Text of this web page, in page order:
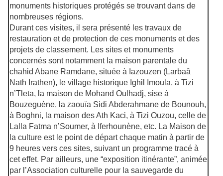
monuments historiques protégés se trouvant dans de
nombreuses régions.
Durant ces visites, il sera présenté les travaux de
restauration et de protection de ces monuments et des
projets de classement. Les sites et monuments
concernés sont notamment la maison parentale du
chahid Abane Ramdane, située à Iazouzen (Larbaâ
Nath Irathen), le village historique Ighil Imoula, à Tizi
n’Tleta, la maison de Mohand Oulhadj, sise à
Bouzeguène, la zaouïa Sidi Abderahmane de Bounouh,
à Boghni, la maison des Ath Kaci, à Tizi Ouzou, celle de
Lalla Fatma n’Soumer, à Iferhounène, etc. La Maison de
la culture est le point de départ chaque matin à partir de
9 heures vers ces sites, suivant un programme tracé à
cet effet. Par ailleurs, une “exposition itinérante”, animée
par l’Association culturelle pour la sauvegarde du